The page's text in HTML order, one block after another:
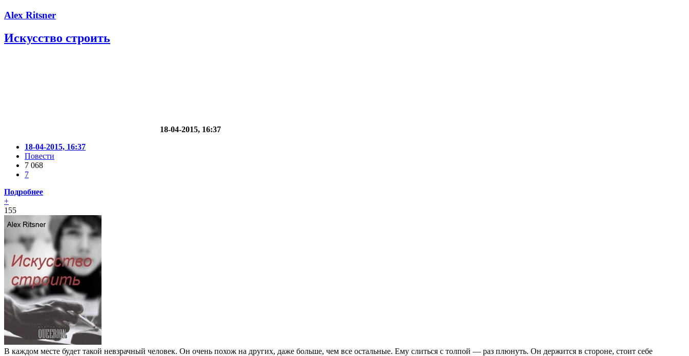
Alex Ritsner
Искусство строить
18-04-2015, 16:37
18-04-2015, 16:37
Повести
7 068
7
Подробнее
+
155
В каждом месте будет такой невзрачный человек. Он очень похож на других, даже больше, чем все остальные. Ему слиться с толпой — раз плюнуть. Он держится в стороне, стоит себе